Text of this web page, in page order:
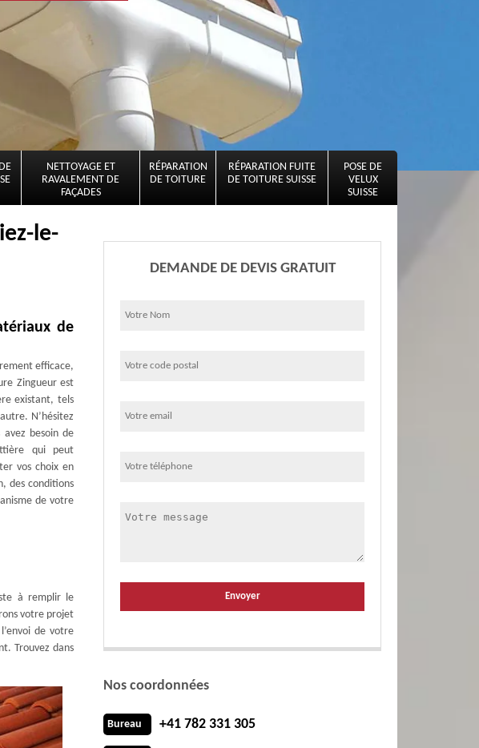
NETTOYAGE ET
RAVALEMENT DE
FAÇADES
RÉPARATION
DE TOITURE
RÉPARATION FUITE
DE TOITURE SUISSE
POSE DE
VELUX
SUISSE
le-
de
efficace,
Zingueur est
existant, tels
N’hésitez
avez besoin de
qui peut
vos choix en
des conditions
de votre
à remplir le
votre projet
de votre
Trouvez dans
DEMANDE DE DEVIS GRATUIT
Nos coordonnées
Bureau +41 782 331 305